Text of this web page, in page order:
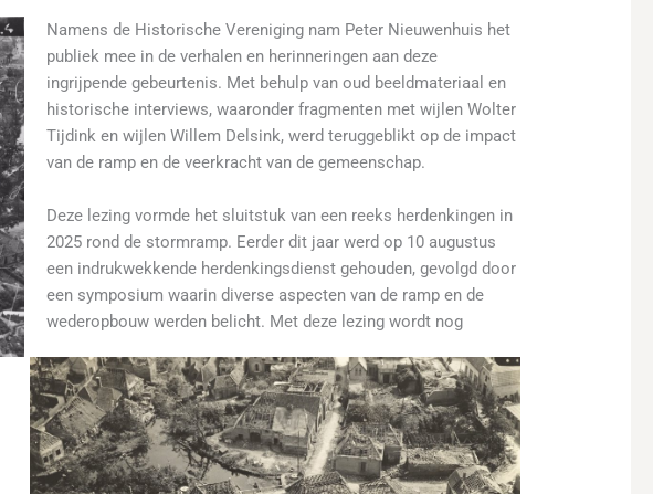
Namens de Historische Vereniging nam Peter Nieuwenhuis het
publiek mee in de verhalen en herinneringen aan deze
ingrijpende gebeurtenis. Met behulp van oud beeldmateriaal en
historische interviews, waaronder fragmenten met wijlen Wolter
Tijdink en wijlen Willem Delsink, werd teruggeblikt op de impact
van de ramp en de veerkracht van de gemeenschap.
Deze lezing vormde het sluitstuk van een reeks herdenkingen in
2025 rond de stormramp. Eerder dit jaar werd op 10 augustus
een indrukwekkende herdenkingsdienst gehouden, gevolgd door
een symposium waarin diverse aspecten van de ramp en de
wederopbouw werden belicht. Met deze lezing wordt nog